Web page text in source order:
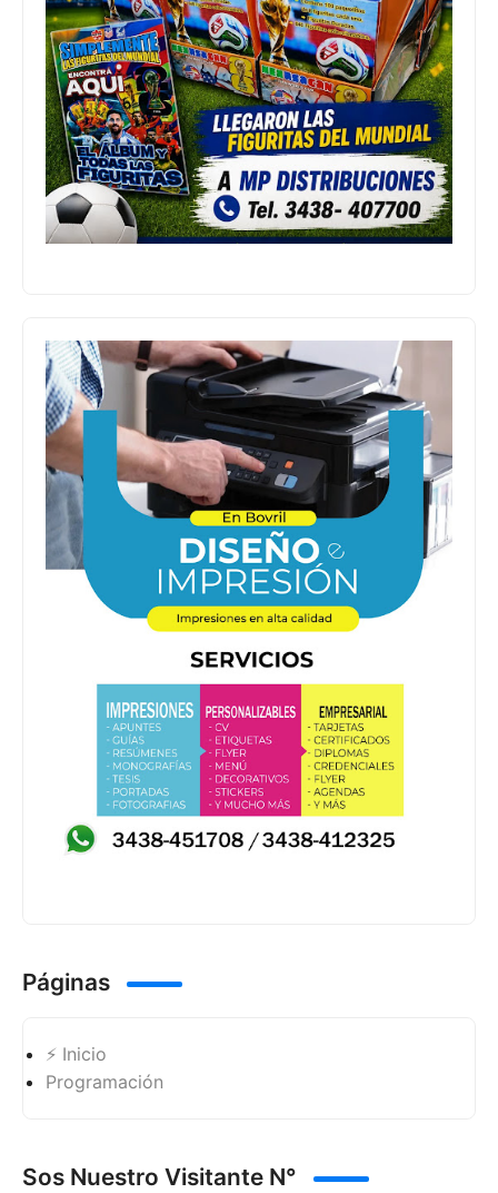
Páginas
⚡ Inicio
Programación
Sos Nuestro Visitante N°